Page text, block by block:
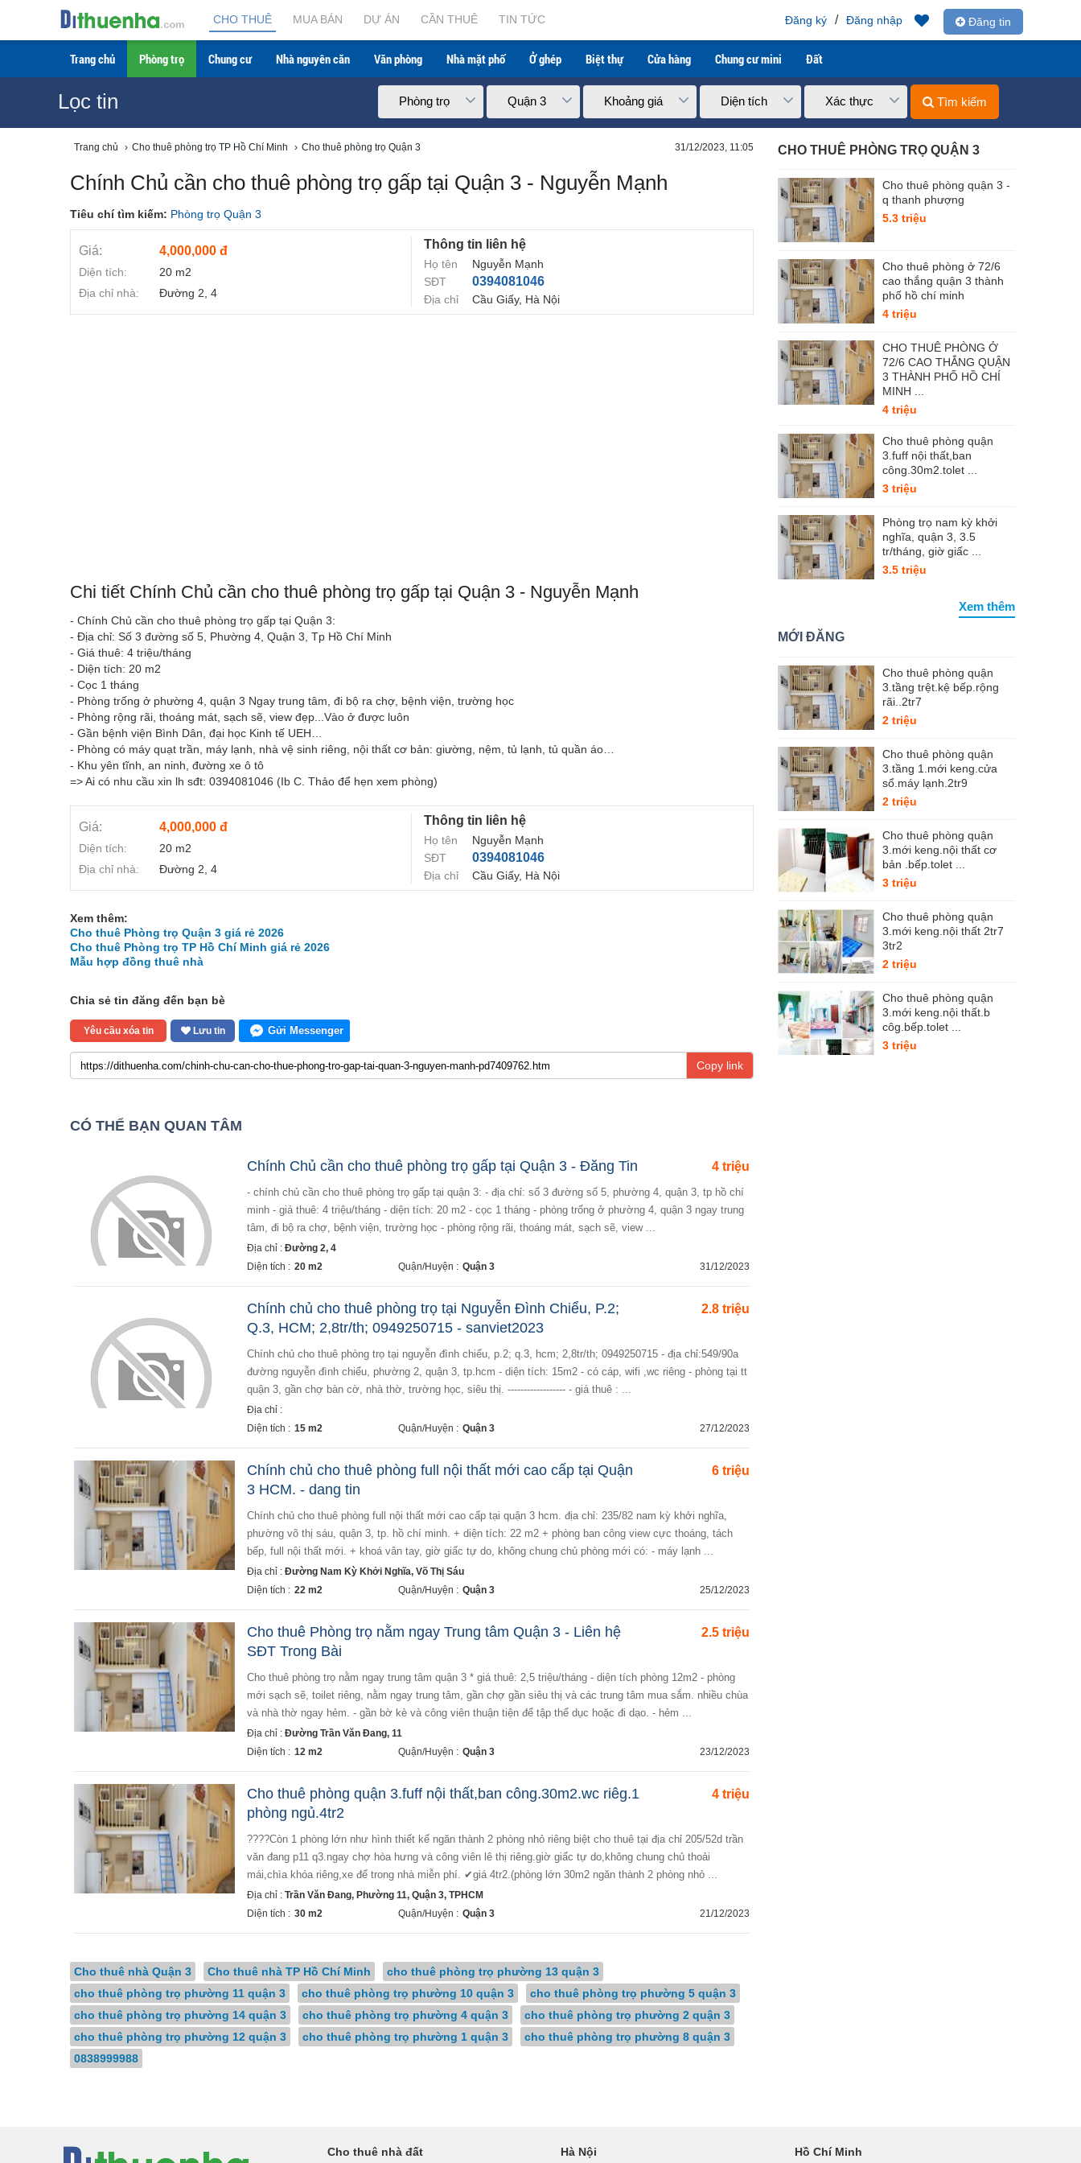
CHO THUÊ MUA BÁN DỰ ÁN CẦN THUÊ TIN TỨC Đăng tin
Đăng nhập
/
Đăng ký
Trang chủ Phòng trọ Chung cư Nhà nguyên căn Văn phòng Nhà mặt phố Ở ghép Biệt thự Cửa hàng Chung cư mini Đất
Lọc tin Phòng trọ Quận 3 Khoảng giá Diện tích Xác thực Tìm kiếm
Trang chủ › Cho thuê phòng trọ TP Hồ Chí Minh › Cho thuê phòng trọ Quận 3 31/12/2023, 11:05
Chính Chủ cần cho thuê phòng trọ gấp tại Quận 3 - Nguyễn Mạnh
Tiêu chí tìm kiếm: Phòng trọ Quận 3
Giá: 4,000,000 đ
Diện tích:
20 m2
Địa chỉ nhà:
Đường 2, 4
Thông tin liên hệ
Họ tên
Nguyễn Mạnh
SĐT
0394081046
Địa chỉ Cầu Giấy, Hà Nội
Chi tiết Chính Chủ cần cho thuê phòng trọ gấp tại Quận 3 - Nguyễn Mạnh
- Chính Chủ cần cho thuê phòng trọ gấp tại Quận 3:
- Địa chỉ: Số 3 đường số 5, Phường 4, Quận 3, Tp Hồ Chí Minh
- Giá thuê: 4 triệu/tháng
- Diện tích: 20 m2
- Cọc 1 tháng
- Phòng trống ở phường 4, quận 3 Ngay trung tâm, đi bộ ra chợ, bệnh viện, trường học
- Phòng rộng rãi, thoáng mát, sạch sẽ, view đẹp...Vào ở được luôn
- Gần bệnh viện Bình Dân, đại học Kinh tế UEH…
- Phòng có máy quạt trần, máy lạnh, nhà vệ sinh riêng, nội thất cơ bản: giường, nệm, tủ lạnh, tủ quần áo…
- Khu yên tĩnh, an ninh, đường xe ô tô
=> Ai có nhu cầu xin lh sđt: 0394081046 (Ib C. Thảo để hẹn xem phòng)
Giá: 4,000,000 đ
Diện tích:
20 m2
Địa chỉ nhà:
Đường 2, 4
Thông tin liên hệ
Họ tên
Nguyễn Mạnh
SĐT
0394081046
Địa chỉ Cầu Giấy, Hà Nội
Xem thêm:
Cho thuê Phòng trọ Quận 3 giá rẻ 2026
Cho thuê Phòng trọ TP Hồ Chí Minh giá rẻ 2026
Mẫu hợp đồng thuê nhà
Chia sẻ tin đăng đến bạn bè
Yêu cầu xóa tin Lưu tin Gửi Messenger
Copy link
CÓ THỂ BẠN QUAN TÂM
4 triệu
Chính Chủ cần cho thuê phòng trọ gấp tại Quận 3 - Đăng Tin
- chính chủ cần cho thuê phòng trọ gấp tại quận 3: - địa chỉ: số 3 đường số 5, phường 4, quận 3, tp hồ chí
minh - giá thuê: 4 triệu/tháng - diện tích: 20 m2 - cọc 1 tháng - phòng trống ở phường 4, quận 3 ngay trung
tâm, đi bộ ra chợ, bệnh viện, trường học - phòng rộng rãi, thoáng mát, sạch sẽ, view ...
Địa chỉ : Đường 2, 4
Diện tích : 20 m2 Quận/Huyện : Quận 3 31/12/2023
2.8 triệu
Chính chủ cho thuê phòng trọ tại Nguyễn Đình Chiểu, P.2;
Q.3, HCM; 2,8tr/th; 0949250715 - sanviet2023
chính chủ cho thuê phòng trọ tại nguyễn đình chiểu, p.2; q.3, hcm; 2,8tr/th; 0949250715 - địa chỉ:549/90a
đường nguyễn đình chiểu, phường 2, quận 3, tp.hcm - diện tích: 15m2 - có cáp, wifi ,wc riêng - phòng tại tt
quận 3, gần chợ bàn cờ, nhà thờ, trường học, siêu thị. ------------------ - giá thuê : ...
Địa chỉ :
Diện tích : 15 m2 Quận/Huyện : Quận 3 27/12/2023
6 triệu
Chính chủ cho thuê phòng full nội thất mới cao cấp tại Quận
3 HCM. - dang tin
chính chủ cho thuê phòng full nội thất mới cao cấp tại quận 3 hcm. địa chỉ: 235/82 nam kỳ khởi nghĩa,
phường võ thị sáu, quận 3, tp. hồ chí minh. + diện tích: 22 m2 + phòng ban công view cực thoáng, tách
bếp, full nội thất mới. + khoá vân tay, giờ giấc tự do, không chung chủ phòng mới có: - máy lạnh ...
Địa chỉ : Đường Nam Kỳ Khởi Nghĩa, Võ Thị Sáu
Diện tích : 22 m2 Quận/Huyện : Quận 3 25/12/2023
2.5 triệu
Cho thuê Phòng trọ nằm ngay Trung tâm Quận 3 - Liên hệ
SĐT Trong Bài
cho thuê phòng trọ nằm ngay trung tâm quận 3 * giá thuê: 2,5 triệu/tháng - diện tích phòng 12m2 - phòng
mới sạch sẽ, toilet riêng, nằm ngay trung tâm, gần chợ gần siêu thị và các trung tâm mua sắm. nhiều chùa
và nhà thờ ngay hẻm. - gần bờ kè và công viên thuận tiện để tập thể dục hoặc đi dạo. - hẻm ...
Địa chỉ : Đường Trần Văn Đang, 11
Diện tích : 12 m2 Quận/Huyện : Quận 3 23/12/2023
4 triệu
Cho thuê phòng quận 3.fuff nội thất,ban công.30m2.wc riêg.1
phòng ngủ.4tr2
????còn 1 phòng lớn như hình thiết kế ngăn thành 2 phòng nhỏ riêng biệt cho thuê tại địa chỉ 205/52d trần
văn đang p11 q3.ngay chợ hòa hưng và công viên lê thị riêng.giờ giấc tự do,không chung chủ thoải
mái,chìa khóa riêng,xe để trong nhà miễn phí. ✔giá 4tr2.(phòng lớn 30m2 ngăn thành 2 phòng nhỏ ...
Địa chỉ : Trần Văn Đang, Phường 11, Quận 3, TPHCM
Diện tích : 30 m2 Quận/Huyện : Quận 3 21/12/2023
Cho thuê nhà Quận 3 Cho thuê nhà TP Hồ Chí Minh
cho thuê phòng trọ phường 13 quận 3
cho thuê phòng trọ phường 11 quận 3
cho thuê phòng trọ phường 10 quận 3
cho thuê phòng trọ phường 5 quận 3
cho thuê phòng trọ phường 14 quận 3
cho thuê phòng trọ phường 4 quận 3
cho thuê phòng trọ phường 2 quận 3
cho thuê phòng trọ phường 12 quận 3
cho thuê phòng trọ phường 1 quận 3
cho thuê phòng trọ phường 8 quận 3
0838999988
CHO THUÊ PHÒNG TRỌ QUẬN 3
Cho thuê phòng quận 3 -
q thanh phượng
5.3 triệu
Cho thuê phòng ở 72/6
cao thắng quận 3 thành
phố hồ chí minh
4 triệu
CHO THUÊ PHÒNG Ở
72/6 CAO THẮNG QUẬN
3 THÀNH PHỐ HỒ CHÍ
MINH ...
4 triệu
Cho thuê phòng quận
3.fuff nội thất,ban
công.30m2.tolet ...
3 triệu
Phòng trọ nam kỳ khởi
nghĩa, quận 3, 3.5
tr/tháng, giờ giấc ...
3.5 triệu
Xem thêm
MỚI ĐĂNG
Cho thuê phòng quận
3.tầng trệt.kệ bếp.rộng
rãi..2tr7
2 triệu
Cho thuê phòng quận
3.tầng 1.mới keng.cửa
sổ.máy lạnh.2tr9
2 triệu
Cho thuê phòng quận
3.mới keng.nội thất cơ
bản .bếp.tolet ...
3 triệu
Cho thuê phòng quận
3.mới keng.nội thất 2tr7
3tr2
2 triệu
Cho thuê phòng quận
3.mới keng.nội thất.b
côg.bếp.tolet ...
3 triệu
Cho thuê nhà đất Hà Nội Hồ Chí Minh